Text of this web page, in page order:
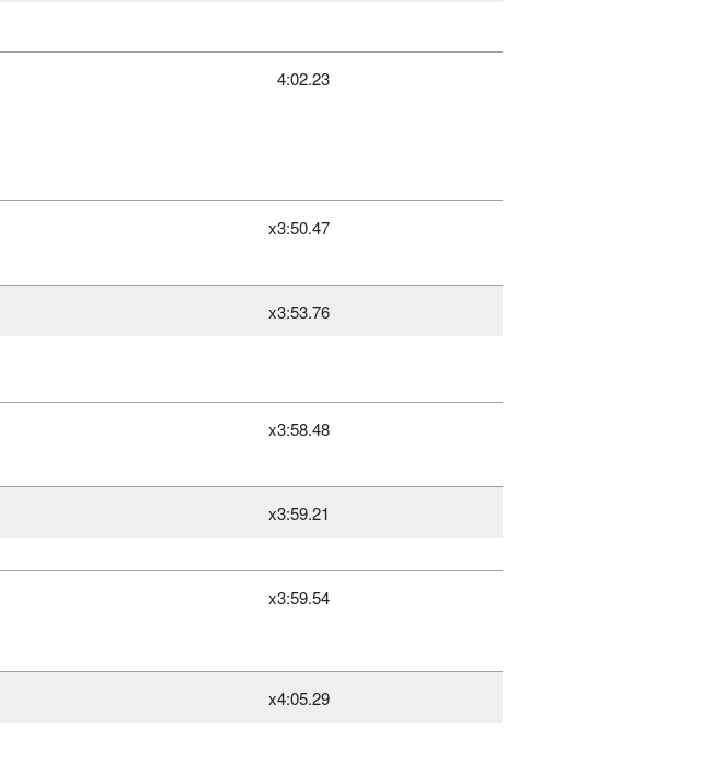
4:02.23
x3:50.47
x3:53.76
x3:58.48
x3:59.21
x3:59.54
x4:05.29